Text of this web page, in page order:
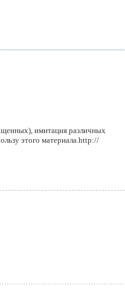
имитация различных
этого материала.http://